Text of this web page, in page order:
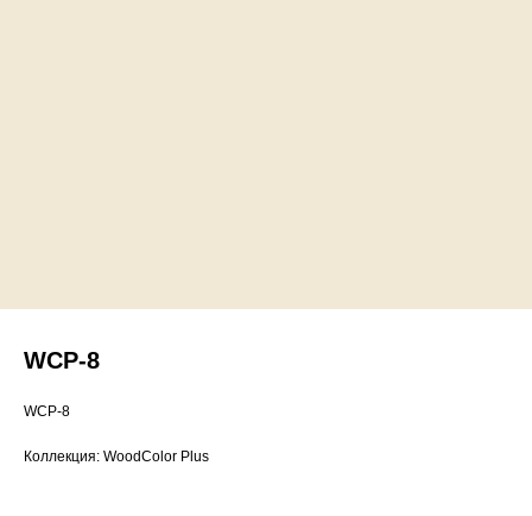
WCP-8
WCP-8
Коллекция: WoodColor Plus